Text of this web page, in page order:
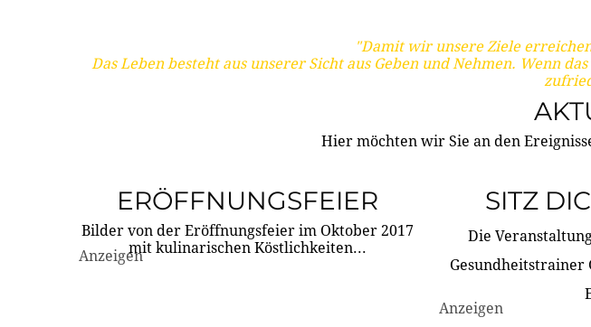
"Damit wir unsere Ziele
Das Leben besteht aus unserer Sicht aus Geben und Nehmen. Wenn
Hier möchten wir Sie an den
ERÖFFNUNGSFEIER
Bilder von der Eröffnungsfeier im Oktober 2017
mit kulinarischen Köstlichkeiten...
Anzeigen
SITZ
Die
Gesundheitstrainer
Anzeigen